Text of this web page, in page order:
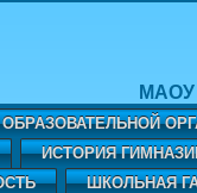
МАОУ
ИСТОРИЯ
ШКОЛЬНАЯ